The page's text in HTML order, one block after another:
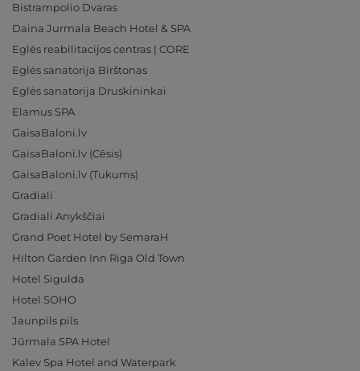
Bistrampolio Dvaras
Daina Jurmala Beach Hotel & SPA
Eglės reabilitacijos centras | CORE
Eglės sanatorija Birštonas
Eglės sanatorija Druskininkai
Elamus SPA
GaisaBaloni.lv
GaisaBaloni.lv (Cēsis)
GaisaBaloni.lv (Tukums)
Gradiali
Gradiali Anykščiai
Grand Poet Hotel by SemaraH
Hilton Garden Inn Riga Old Town
Hotel Sigulda
Hotel SOHO
Jaunpils pils
Jūrmala SPA Hotel
Kalev Spa Hotel and Waterpark